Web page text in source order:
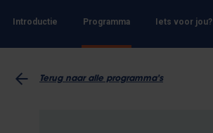
Introductie Programma Iets voor jou?
Terug naar alle programma's